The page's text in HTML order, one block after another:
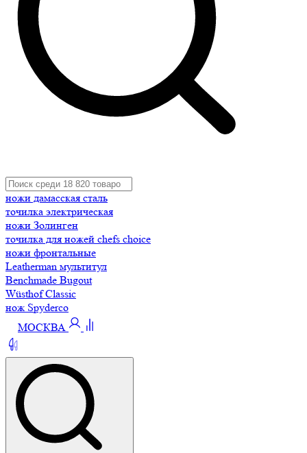
ножи дамасская сталь
точилка электрическая
ножи Золинген
точилка для ножей chefs choice
ножи фронтальные
Leatherman мультитул
Benchmade Bugout
Wüsthof Classic
нож Spyderco
МОСКВА